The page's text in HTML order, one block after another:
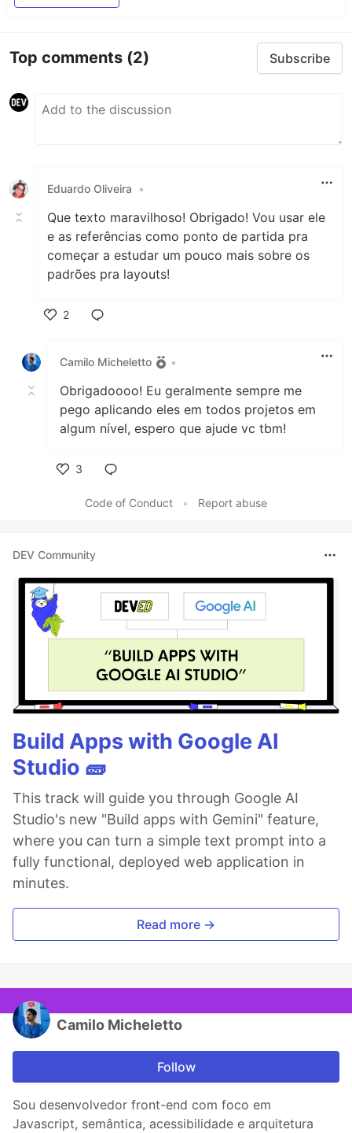
Top comments (2) Subscribe
Eduardo Oliveira •
Que texto maravilhoso! Obrigado! Vou usar ele
e as referências como ponto de partida pra
começar a estudar um pouco mais sobre os
padrões pra layouts!
2
Camilo Micheletto
•
Obrigadoooo! Eu geralmente sempre me
pego aplicando eles em todos projetos em
algum nível, espero que ajude vc tbm!
3
Code of Conduct
• Report abuse
DEV Community
Build Apps with Google AI
Studio 🧱
This track will guide you through Google AI
Studio's new "Build apps with Gemini" feature,
where you can turn a simple text prompt into a
fully functional, deployed web application in
minutes.
Read more →
Camilo Micheletto
Follow
Sou desenvolvedor front-end com foco em
Javascript, semântica, acessibilidade e arquitetura